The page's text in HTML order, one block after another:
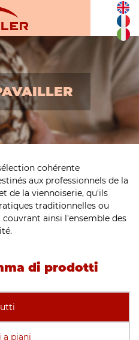
cohérente
aux professionnels de la
de la viennoiserie, qu'ils
traditionnelles ou
couvrant ainsi l'ensemble des
di prodotti
a piani